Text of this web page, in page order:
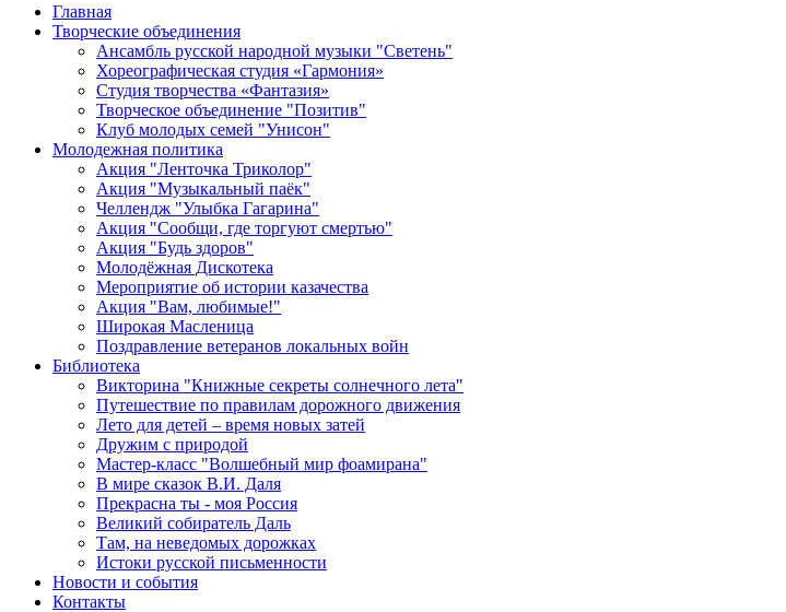
Главная
Творческие объединения
Ансамбль русской народной музыки "Светень"
Хореографическая студия «Гармония»
Студия творчества «Фантазия»
Творческое объединение "Позитив"
Клуб молодых семей "Унисон"
Молодежная политика
Акция "Ленточка Триколор"
Акция "Музыкальный паёк"
Челлендж "Улыбка Гагарина"
Акция "Сообщи, где торгуют смертью"
Акция "Будь здоров"
Молодёжная Дискотека
Мероприятие об истории казачества
Акция "Вам, любимые!"
Широкая Масленица
Поздравление ветеранов локальных войн
Библиотека
Викторина "Книжные секреты солнечного лета"
Путешествие по правилам дорожного движения
Лето для детей – время новых затей
Дружим с природой
Мастер-класс "Волшебный мир фоамирана"
В мире сказок В.И. Даля
Прекрасна ты - моя Россия
Великий собиратель Даль
Там, на неведомых дорожках
Истоки русской письменности
Новости и события
Контакты